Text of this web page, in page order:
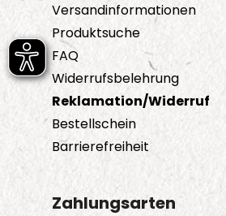
Versandinformationen
Produktsuche
FAQ
Widerrufsbelehrung
Reklamation/Widerruf
Bestellschein
Barrierefreiheit
Zahlungsarten